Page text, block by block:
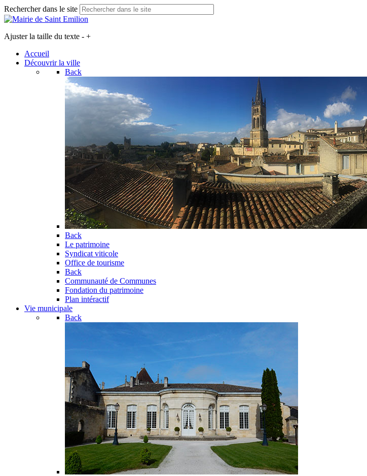
Rechercher dans le site
Ajuster la taille du texte - +
Accueil
Découvrir la ville
Back
Back
Le patrimoine
Syndicat viticole
Office de tourisme
Back
Communauté de Communes
Fondation du patrimoine
Plan intéractif
Vie municipale
Back